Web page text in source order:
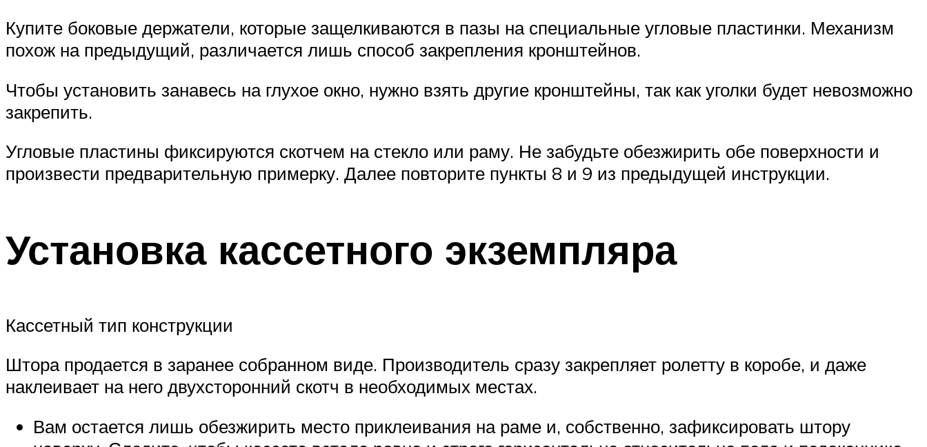
Купите боковые держатели, которые защелкиваются в пазы на специальные угловые пластинки. Механизм
похож на предыдущий, различается лишь способ закрепления кронштейнов.
Чтобы установить занавесь на глухое окно, нужно взять другие кронштейны, так как уголки будет невозможно
закрепить.
Угловые пластины фиксируются скотчем на стекло или раму. Не забудьте обезжирить обе поверхности и
произвести предварительную примерку. Далее повторите пункты 8 и 9 из предыдущей инструкции.
Установка кассетного экземпляра
Кассетный тип конструкции
Штора продается в заранее собранном виде. Производитель сразу закрепляет ролетту в коробе, и даже
наклеивает на него двухсторонний скотч в необходимых местах.
Вам остается лишь обезжирить место приклеивания на раме и, собственно, зафиксировать штору